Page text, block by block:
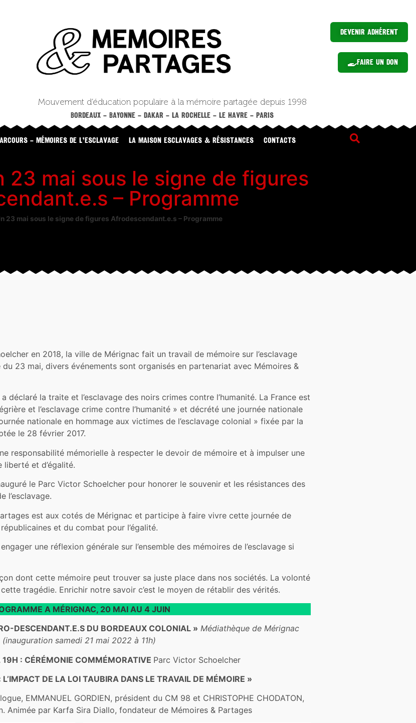
Devenir Adhérent
Faire un Don
Mouvement d’éducation populaire à la mémoire partagée depuis 1998
BORDEAUX – BAYONNE – DAKAR – LA ROCHELLE – LE HAVRE – PARIS
– MÉMOIRES DE L’ESCLAVAGE LA MAISON ESCLAVAGES & RÉSISTANCES CONTACTS
23 mai sous le signe de figures
– Programme
23 mai sous le signe de figures Afrodescendant.e.s – Programme
en 2018, la ville de Mérignac fait un travail de mémoire sur l’esclavage
23 mai, divers événements sont organisés en partenariat avec Mémoires &
déclaré la traite et l’esclavage des noirs crimes contre l’humanité. La France est
et l’esclavage crime contre l’humanité » et décrété une journée nationale
nationale en hommage aux victimes de l’esclavage colonial » fixée par la
le 28 février 2017.
responsabilité mémorielle à respecter le devoir de mémoire et à impulser une
liberté et d’égalité.
le Parc Victor Schoelcher pour honorer le souvenir et les résistances des
l’esclavage.
est aux cotés de Mérignac et participe à faire vivre cette journée de
et du combat pour l’égalité.
une réflexion générale sur l’ensemble des mémoires de l’esclavage si
dont cette mémoire peut trouver sa juste place dans nos sociétés. La volonté
tragédie. Enrichir notre savoir c’est le moyen de rétablir des vérités.
A MÉRIGNAC, 20 MAI AU 4 JUIN
DESCENDANT.E.S DU BORDEAUX COLONIAL » Médiathèque de Mérignac
(inauguration samedi 21 mai 2022 à 11h)
: CÉRÉMONIE COMMÉMORATIVE Parc Victor Schoelcher
DE LA LOI TAUBIRA DANS LE TRAVAIL DE MÉMOIRE »
EMMANUEL GORDIEN, président du CM 98 et CHRISTOPHE CHODATON,
Animée par Karfa Sira Diallo, fondateur de Mémoires & Partages